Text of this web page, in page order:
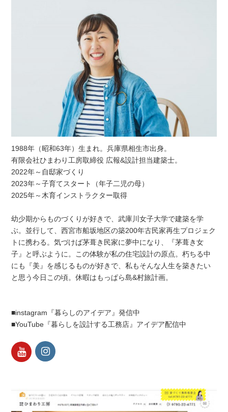
1988年（昭和63年）生まれ。兵庫県相生市出身。
有限会社ひまわり工房取締役 広報&設計担当建築士。
2022年～自邸家づくり
2023年～子育てスタート（年子二児の母）
2025年～木育インストラクター取得
幼少期からものづくりが好きで、武庫川女子大学で建築を学
ぶ。並行して、西宮市船坂地区の築200年古民家再生プロジェク
トに携わる。気づけば茅葺き民家に夢中になり、『茅葺き女
子』と呼ぶように。この体験が私の住宅設計の原点。朽ちる中
にも『美』を感じるものが好きで、私もそんな人生を築きたい
と思う今日この頃。休暇はもっぱら島&村旅計画。
■instagram『暮らしのアイデア』発信中
■YouTube『暮らしを設計する工務店』アイデア配信中